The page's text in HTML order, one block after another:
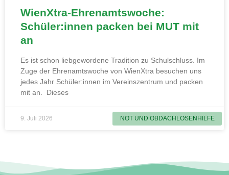
NOT UND OBDACHLOSENHILFE
WienXtra-Ehrenamtswoche:
Schüler:innen packen bei MUT mit
an
Es ist schon liebgewordene Tradition zu Schulschluss. Im
Zuge der Ehrenamtswoche von WienXtra besuchen uns
jedes Jahr Schüler:innen im Vereinszentrum und packen
mit an. Dieses
9. Juli 2026